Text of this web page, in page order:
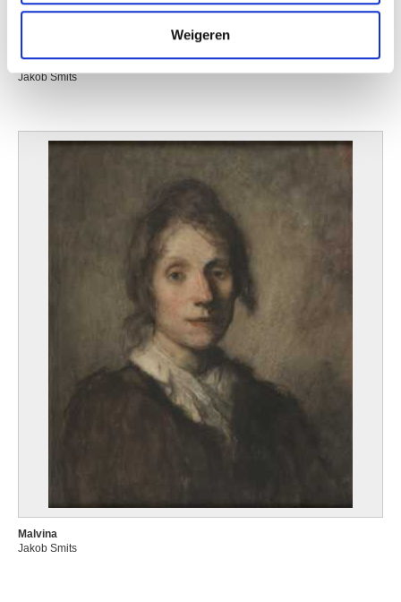
verzameld op basis van uw gebruik van hun services.
Weigeren
Kobe
Jakob Smits
Malvina
Jakob Smits